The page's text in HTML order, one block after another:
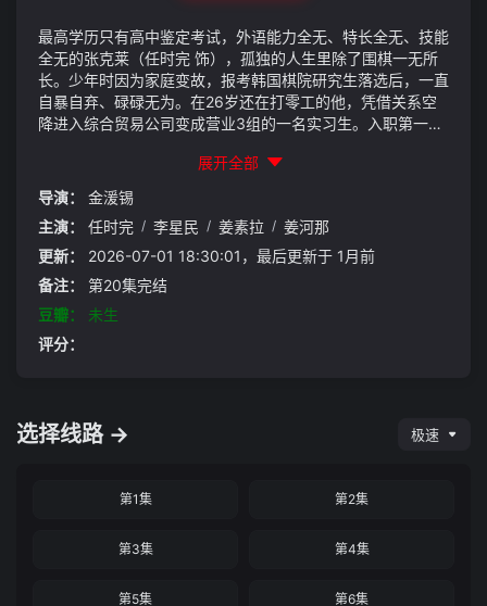
最高学历只有高中鉴定考试，外语能力全无、特长全无、技能
全无的张克莱（任时完 饰），孤独的人生里除了围棋一无所
长。少年时因为家庭变故，报考韩国棋院研究生落选后，一直
自暴自弃、碌碌无为。在26岁还在打零工的他，凭借关系空
降进入综合贸易公司变成营业3组的一名实习生。入职第一天
实习生的安英依（姜素拉 饰）。初入职场的他面对周围外语
水平一流、工作能力卓越的同事们，马上被巨大挫折感包围，
觉得自己格格不入、无地自容。同时，张克莱空降兵的特殊身
份曝光后，马上受到了同期
展开全部
导演：
金湲锡
主演：
任时完 / 李星民 / 姜素拉 / 姜河那
更新：
2026-07-01 18:30:01，最后更新于 1月前
备注：
第20集完结
豆瓣：
未生
评分：
选择线路 → 极速
第1集 第2集
第3集 第4集
第5集 第6集